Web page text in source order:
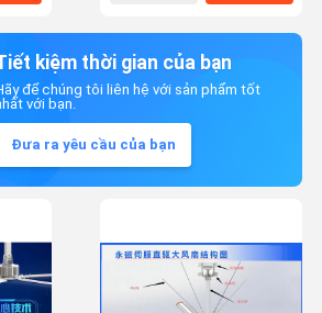
kiệm thời gian của bạn
để chúng tôi liên hệ với sản phẩm tốt
với bạn.
Đưa ra yêu cầu của bạn